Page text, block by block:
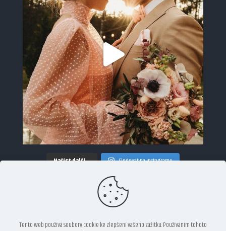
Načíst další… Sledovat na Instagramu
Tento web používá soubory cookie ke zlepšení vašeho zážitku. Používáním tohoto